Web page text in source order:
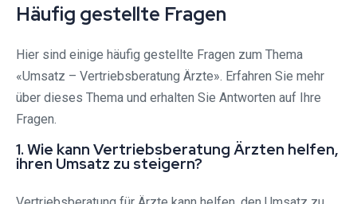
Häufig gestellte Fragen
Hier sind einige häufig gestellte Fragen zum Thema
«Umsatz – Vertriebsberatung Ärzte». Erfahren Sie mehr
über dieses Thema und erhalten Sie Antworten auf Ihre
Fragen.
1. Wie kann Vertriebsberatung Ärzten helfen,
ihren Umsatz zu steigern?